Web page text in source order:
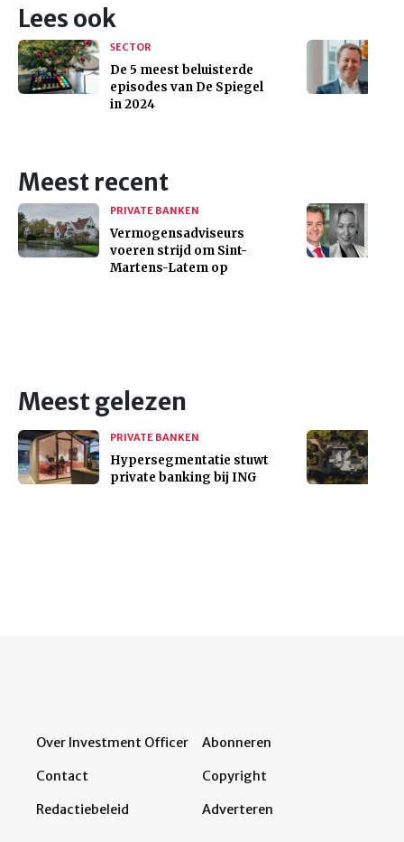
Lees ook
SECTOR
De 5 meest beluisterde
episodes van De Spiegel
in 2024
Meest recent
PRIVATE BANKEN
Vermogensadviseurs
voeren strijd om Sint-
Martens-Latem op
Meest gelezen
PRIVATE BANKEN
Hypersegmentatie stuwt
private banking bij ING
Over Investment Officer
Contact
Redactiebeleid
Abonneren
Copyright
Adverteren